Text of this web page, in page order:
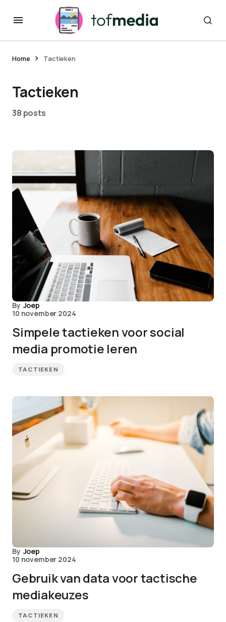
Home Tactieken
Tactieken
38 posts
By Joep
10 november 2024
Simpele tactieken voor social
media promotie leren
TACTIEKEN
By Joep
10 november 2024
Gebruik van data voor tactische
mediakeuzes
TACTIEKEN